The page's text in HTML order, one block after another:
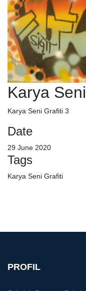
Karya
Karya Seni Grafiti 3
Date
29 June 2020
Tags
Karya Seni Grafiti
PROFIL